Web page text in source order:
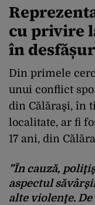
cu privire
în
Din primele
unui conflict
din Călăraşi, în
localitate, ar fi
17 ani, din
”În cauză,
aspectul
alte violenţe.